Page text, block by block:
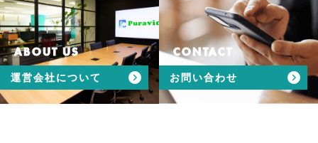
ABOUT US
運営会社について
CONTACT
お問い合わせ